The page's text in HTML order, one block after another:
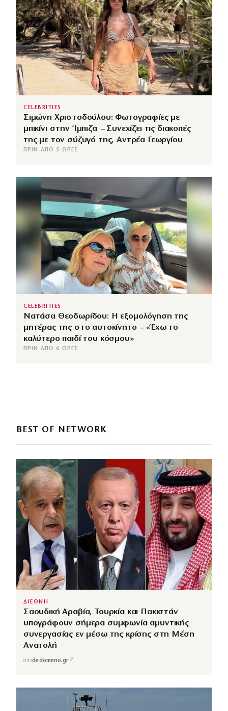
CELEBRITIES
Σιμώνη Χριστοδούλου: Φωτογραφίες με
μπικίνι στην Ίμπιζα – Συνεχίζει τις διακοπές
της με τον σύζυγό της, Αντρέα Γεωργίου
ΠΡΙΝ ΑΠΌ 5 ΏΡΕΣ
CELEBRITIES
Νατάσα Θεοδωρίδου: Η εξομολόγηση της
μητέρας της στο αυτοκίνητο – «Έχω το
καλύτερο παιδί του κόσμου»
ΠΡΙΝ ΑΠΌ 6 ΏΡΕΣ
BEST OF NETWORK
ΔΙΕΘΝΗ
Σαουδική Αραβία, Τουρκία και Πακιστάν
υπογράφουν σήμερα συμφωνία αμυντικής
συνεργασίας εν μέσω της κρίσης στη Μέση
Ανατολή
απόdedomeno.gr ↗